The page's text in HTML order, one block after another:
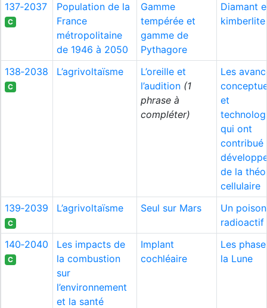
137‑2037
C
Population de la
France
métropolitaine
de 1946 à 2050
Gamme
tempérée et
gamme de
Pythagore
Diamant
kimberlite
138‑2038
C
L’agrivoltaïsme
L’oreille et
l’audition (1
phrase à
compléter)
Les
et
qui ont
contribué
de la
cellulaire
139‑2039
C
L’agrivoltaïsme Seul sur Mars
Un poison
radioactif
140‑2040
C
Les impacts de
la combustion
sur
l’environnement
et la santé
Implant
cochléaire
Les
la Lune